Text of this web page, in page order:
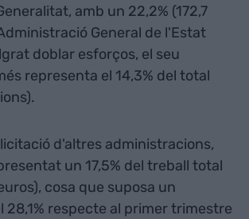
amb un 22,2% (172,7
General de l'Estat
doblar esforços, el seu
representa el 14,3% del total
d'altres administracions,
un 17,5% del treball total
cosa que suposa un
28,1% respecte al primer trimestre